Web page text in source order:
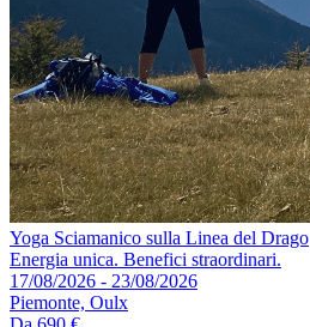
Yoga Sciamanico sulla Linea del Drago
Energia unica. Benefici straordinari.
17/08/2026 - 23/08/2026
Piemonte, Oulx